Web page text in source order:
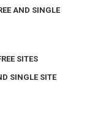
AND SINGLE
SITES
SINGLE SITE